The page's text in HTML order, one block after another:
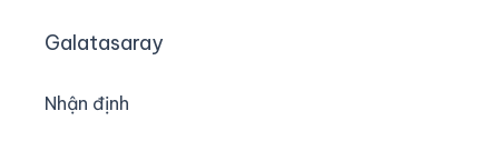
Galatasaray
Nhận định